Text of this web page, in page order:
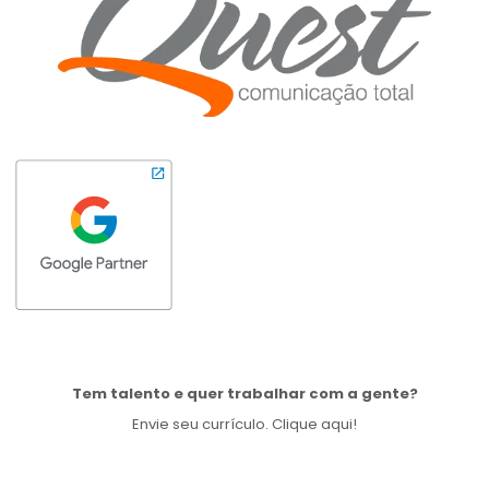
Tem talento e quer trabalhar com a gente?
Envie seu currículo. Clique aqui!